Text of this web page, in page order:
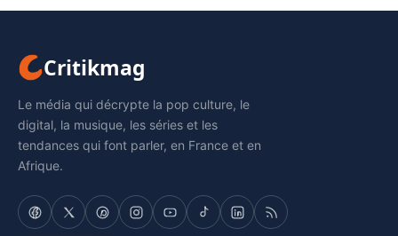
Critikmag
Le média qui décrypte la pop culture, le
digital, la musique, les séries et les
tendances qui font parler, en France et en
Afrique.